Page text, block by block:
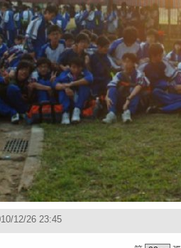
12/26 23:45